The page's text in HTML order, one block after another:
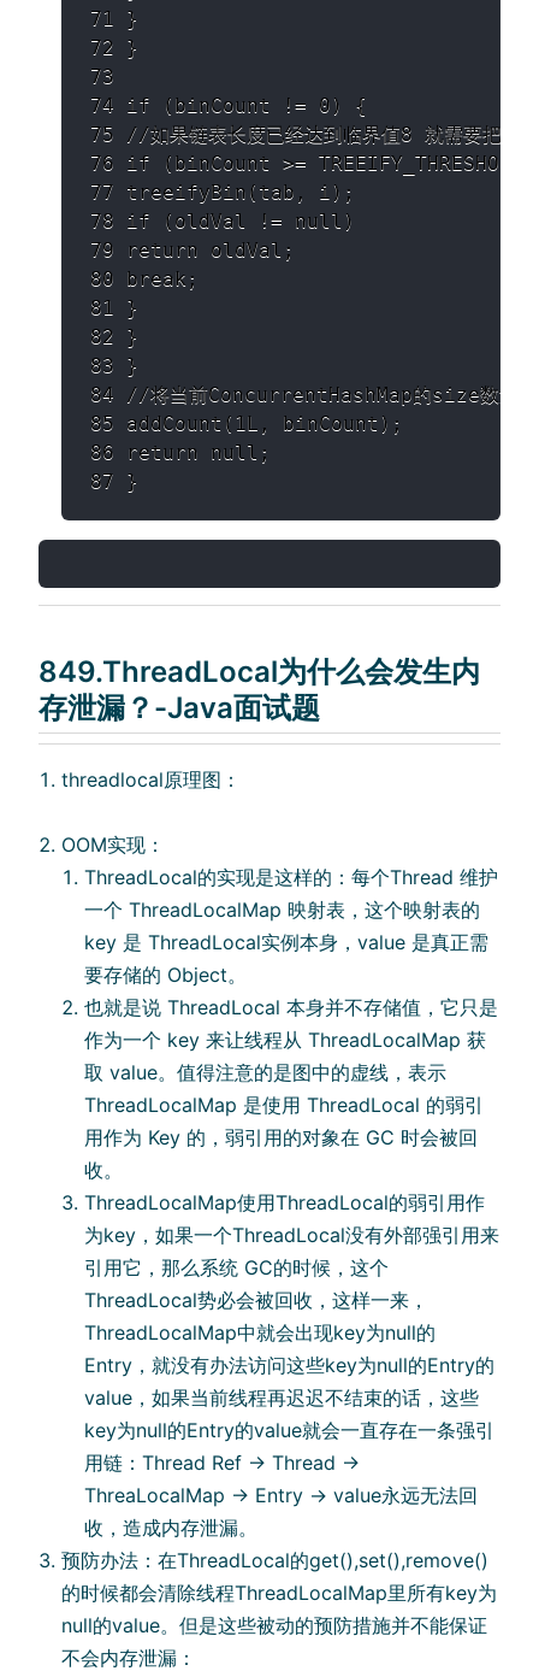
71 }
72 }
73
74 if (binCount != 0) {
75 //如果链表⻓度已经达到临界值8 就需要把链
76 if (binCount >= TREEIFY_THRESHOLD)
77 treeifyBin(tab, i);
78 if (oldVal != null)
79 return oldVal;
80 break;
81 }
82 }
83 }
84 //将当前ConcurrentHashMap的size数量
85 addCount(1L, binCount);
86 return null;
87 }
849.ThreadLocal为什么会发⽣内
存泄漏？-Java面试题
threadlocal原理图：
OOM实现：
ThreadLocal的实现是这样的：每个Thread 维护
⼀个 ThreadLocalMap 映射表，这个映射表的
key 是 ThreadLocal实例本身，value 是真正需
要存储的 Object。
也就是说 ThreadLocal 本身并不存储值，它只是
作为⼀个 key 来让线程从 ThreadLocalMap 获
取 value。值得注意的是图中的虚线，表示
ThreadLocalMap 是使⽤ ThreadLocal 的弱引
⽤作为 Key 的，弱引⽤的对象在 GC 时会被回
收。
ThreadLocalMap使⽤ThreadLocal的弱引⽤作
为key，如果⼀个ThreadLocal没有外部强引⽤来
引⽤它，那么系统 GC的时候，这个
ThreadLocal势必会被回收，这样⼀来，
ThreadLocalMap中就会出现key为null的
Entry，就没有办法访问这些key为null的Entry的
value，如果当前线程再迟迟不结束的话，这些
key为null的Entry的value就会⼀直存在⼀条强引
⽤链：Thread Ref -> Thread ->
ThreaLocalMap -> Entry -> value永远⽆法回
收，造成内存泄漏。
预防办法：在ThreadLocal的get(),set(),remove()
的时候都会清除线程ThreadLocalMap⾥所有key为
null的value。但是这些被动的预防措施并不能保证
不会内存泄漏：